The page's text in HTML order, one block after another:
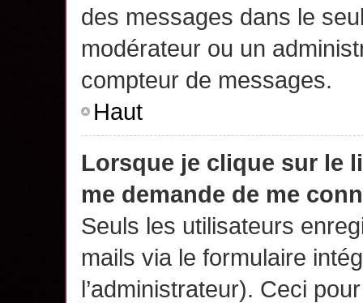
des messages dans le
modérateur ou un
compteur de messages.
Haut
Lorsque je clique sur le
me demande de me
Seuls les utilisateurs
mails via le formulaire
l’administrateur). Ceci